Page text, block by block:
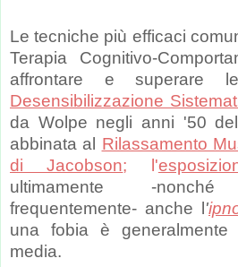
Le tecniche più efficaci
Terapia Cognitivo-
affrontare e superare
Desensibilizzazione
da Wolpe negli anni '50
abbinata al Rilassamento
di Jacobson; l'
ultimamente -
frequentemente- anche l'
una fobia è
media.